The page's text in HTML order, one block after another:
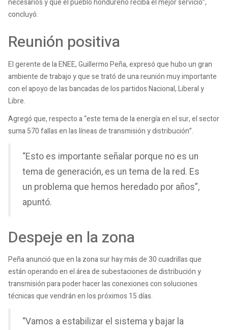
necesarios y que el pueblo hondureño reciba el mejor servicio”,
concluyó.
Reunión positiva
El gerente de la ENEE, Guillermo Peña, expresó que hubo un gran
ambiente de trabajo y que se trató de una reunión muy importante
con el apoyo de las bancadas de los partidos Nacional, Liberal y
Libre.
Agregó que, respecto a “este tema de la energía en el sur, el sector
suma 570 fallas en las líneas de transmisión y distribución”.
“Esto es importante señalar porque no es un
tema de generación, es un tema de la red. Es
un problema que hemos heredado por años”,
apuntó.
Despeje en la zona
Peña anunció que en la zona sur hay más de 30 cuadrillas que
están operando en el área de subestaciones de distribución y
transmisión para poder hacer las conexiones con soluciones
técnicas que vendrán en los próximos 15 días.
“Vamos a estabilizar el sistema y bajar la